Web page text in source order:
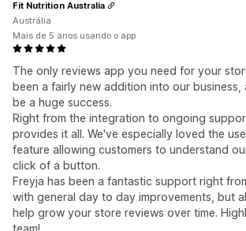
The only reviews app you need for your
been a fairly new addition into our
be a huge success.
Right from the integration to ongoing
provides it all. We've especially loved the
feature allowing customers to understand
click of a button.
Freyja has been a fantastic support right
with general day to day improvements, but
help grow your store reviews over time.
Fit Nutrition Australia
Austrália
Mais de 5 anos usando o app